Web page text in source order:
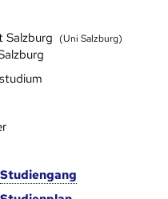
Salzburg (Uni Salzburg)
Studien­gang